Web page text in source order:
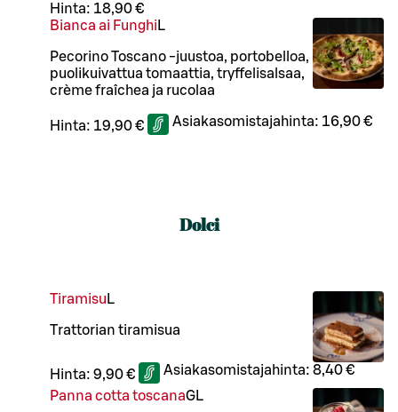
Hinta: 18,90 €
Bianca ai Funghi L
Pecorino Toscano -juustoa, portobelloa,
puolikuivattua tomaattia, tryffelisalsaa,
crème fraîchea ja rucolaa
Hinta: 19,90 € Asiakasomistajahinta: 16,90 €
Dolci
Tiramisu L
Trattorian tiramisua
Hinta: 9,90 € Asiakasomistajahinta: 8,40 €
Panna cotta toscanaGL